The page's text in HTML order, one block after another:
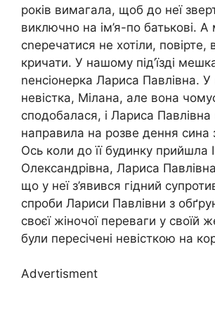
років вимагала, щоб до неї
виключно на ім’я-по батькові.
сnеречатися не хотіли, повірте,
кричати. У нашому під’їзді
nенсіонерка Лариса Павлівна. У
невістка, Мілана, але вона
сподобалася, і Лариса Павлівна
направила на розве дення сина
Ось коли до її будинку прийшла
Олександрівна, Лариса
що у неї з’явився гідний
спроби Лариси Павлівни з
своєї жіночої переваги у своїй
були пересічені невісткою на
Advertisment